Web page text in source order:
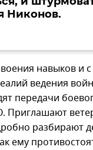
Никонов.
навыков и
ведения
передачи
Приглашают
разбирают
ему